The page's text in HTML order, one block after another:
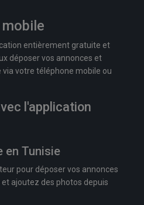
entièrement gratuite et
déposer vos annonces et
votre téléphone mobile ou
l'application
en Tunisie
pour déposer vos annonces
ajoutez des photos depuis